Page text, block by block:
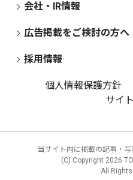
会社・IR情報
広告掲載をご検討の方へ
採用情報
個人情報保護方針
サイ
当サイト内に掲載の記事・写
(C) Copyright 2026
All